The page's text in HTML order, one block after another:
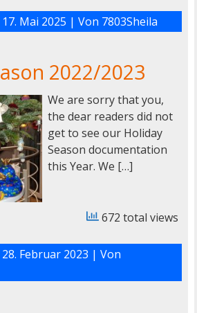
17. Mai 2025 | Von 7803Sheila
2022/2023
We are sorry that you,
the dear readers did not
get to see our Holiday
Season documentation
this Year. We […]
672 total views
28. Februar 2023 | Von